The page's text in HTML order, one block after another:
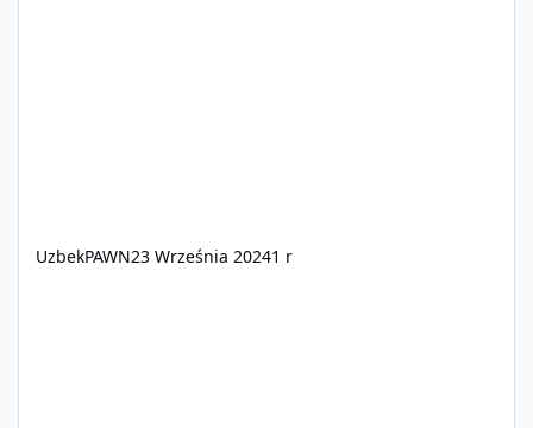
UzbekPAWN23 Września 20241 r